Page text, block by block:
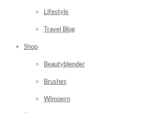
Lifestyle
Travel Blog
Shop
Beautyblender
Brushes
Wimpern